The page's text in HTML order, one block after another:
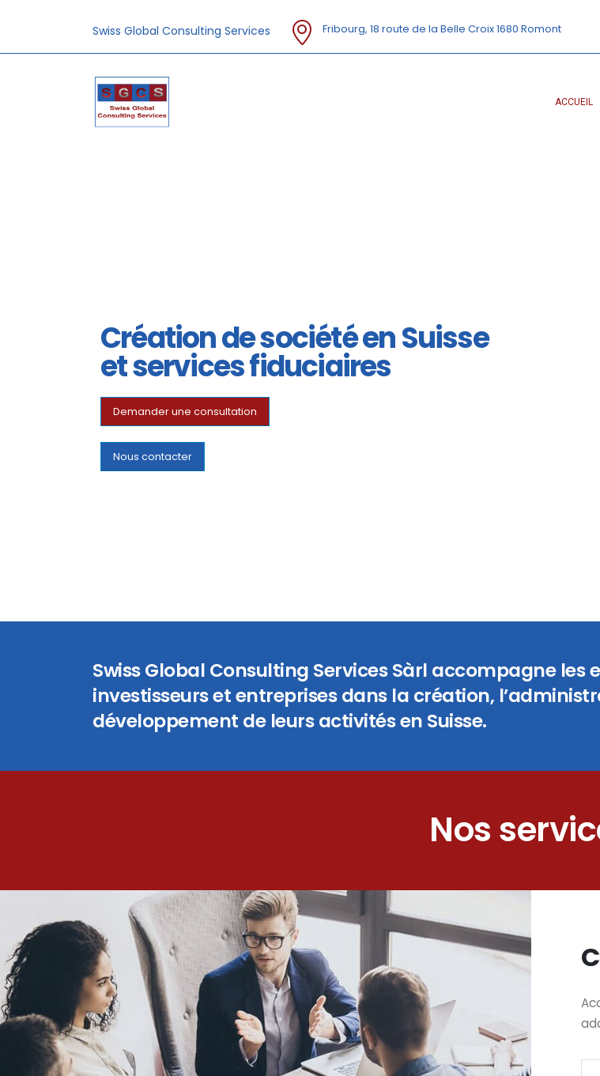
Swiss Global Consulting Services Fribourg, 18 route de la Belle Croix 1680 Romont
ACCUEIL
Création de société en Suisse
et services fiduciaires
Demander une consultation
Nous contacter
Swiss Global Consulting Services Sàrl accompagne les
investisseurs et entreprises dans la création,
développement de leurs activités en Suisse.
Nos